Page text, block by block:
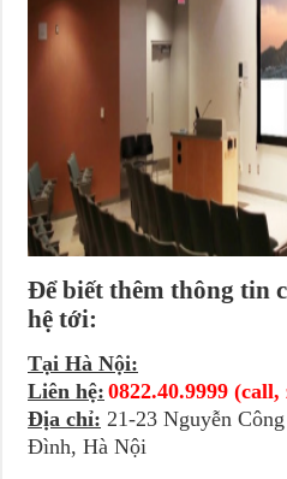
Để biết thêm thông tin
hệ tới:
Tại Hà Nội:
Liên hệ: 0822.40.9999
Địa chỉ: 21-23 Nguyễn
Đình, Hà Nội